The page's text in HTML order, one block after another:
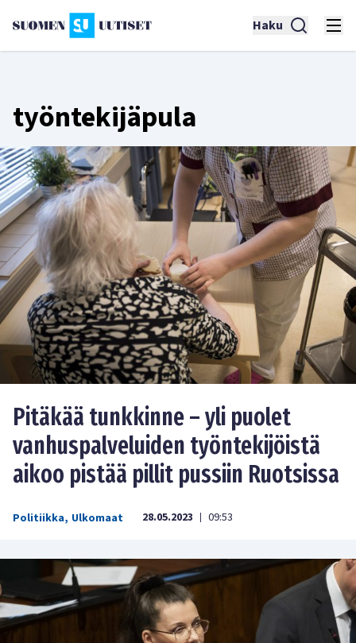
Haku
työntekijäpula
Pitäkää tunkkinne – yli puolet
vanhuspalveluiden työntekijöistä
aikoo pistää pillit pussiin Ruotsissa
Politiikka, Ulkomaat 28.05.2023 | 09:53